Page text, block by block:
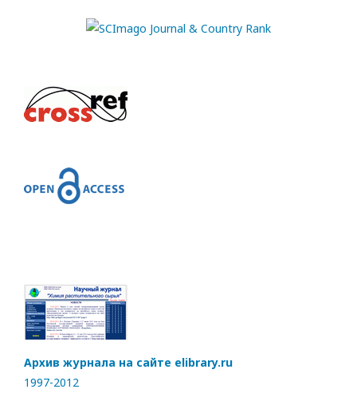
Архив журнала на сайте elibrary.ru
1997-2012